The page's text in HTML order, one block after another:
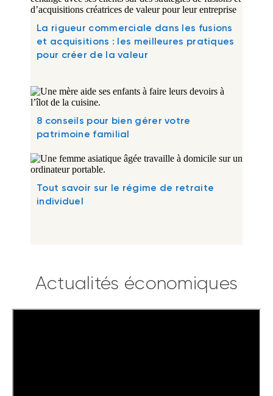
La rigueur commerciale dans les fusions
et acquisitions : les meilleures pratiques
pour créer de la valeur
8 conseils pour bien gérer votre
patrimoine familial
Tout savoir sur le régime de retraite
individuel
Actualités économiques